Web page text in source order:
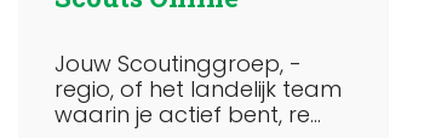
Jouw Scoutinggroep, -
regio, of het landelijk team
waarin je actief bent, re...